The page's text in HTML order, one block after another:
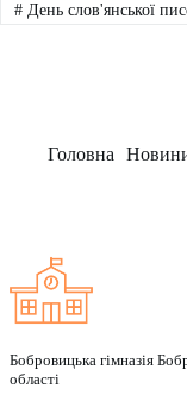
#День слов'янської
Головна
Бобровицька гімназія
області